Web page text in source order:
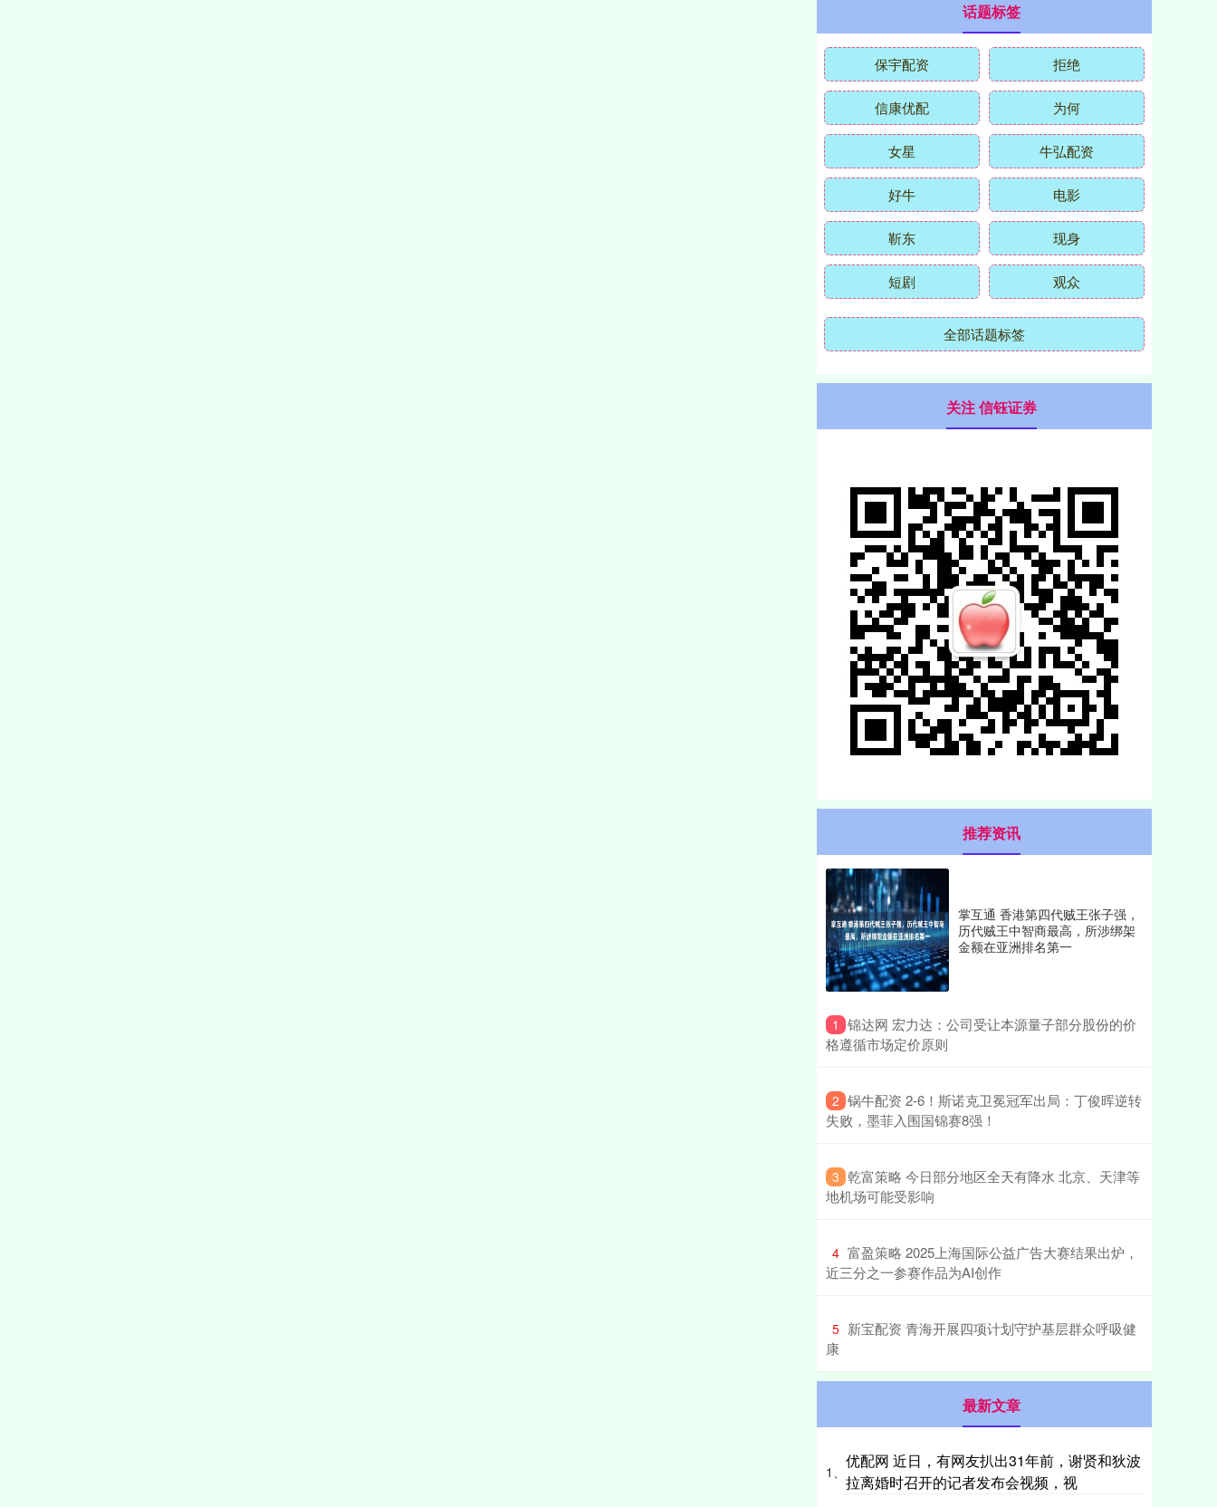
话题标签
保宇配资 拒绝
信康优配 为何
女星 牛弘配资
好牛 电影
靳东 现身
短剧 观众
全部话题标签
关注 信钰证券
推荐资讯
掌互通 香港第四代贼王张子强，
历代贼王中智商最高，所涉绑架
金额在亚洲排名第一
1 ​锦达网 宏力达：公司受让本源量子部分股份的价
格遵循市场定价原则
2 ​锅牛配资 2-6！斯诺克卫冕冠军出局：丁俊晖逆转
失败，墨菲入围国锦赛8强！
3 ​乾富策略 今日部分地区全天有降水 北京、天津等
地机场可能受影响
4 ​富盈策略 2025上海国际公益广告大赛结果出炉，
近三分之一参赛作品为AI创作
5 ​新宝配资 青海开展四项计划守护基层群众呼吸健
康
最新文章
1、
优配网 近日，有网友扒出31年前，谢贤和狄波
拉离婚时召开的记者发布会视频，视